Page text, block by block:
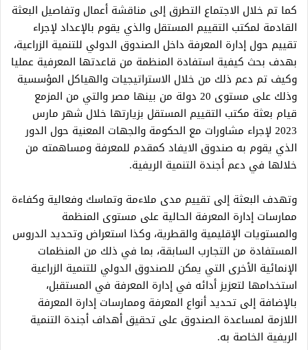
كما تم خلال الاجتماع التطرق إلى مناقشة أعمال وتفاصيل البعثة
القادمة لمكتب التقييم المستقل والذي يقوم بالإعداد لإجراء
تقييم حول إدارة المعرفة داخل الصندوق الدولي للتنمية الزراعية،
بهدف بحث كيفية استفادة المنظمة من قاعدتها المعرفية عمليا
وكيف تم دعم ذلك من خلال الاستراتيجيات والهياكل المؤسسية
وذلك على مستوى 20 دولة من بينها مصر والتي من المزمع
قيام بعثة مكتب التقييم المستقل بزيارتها خلال شهر مارس
2023 لإجراء مشاورات مع الحكومة والجهات المعنية حول الدور
الذي يقوم به صندوق الايفاد كمقدم للمعرفة ومساهمته من
خلالها في دعم أجندة التنمية الريفية.
وتهدف البعثة إلى تقييم مدى ملاءمة وتماسك وفعالية وكفاءة
ممارسات إدارة المعرفة الحالية على مستوى المنظمة
والمستويات الإقليمية والقطرية، وكذا استعراض وتحديد الدروس
المستفادة من التجارب السابقة، بما في ذلك من المنظمات
الإنمائية الأخرى التي يمكن للصندوق الدولي للتنمية الزراعية
استخدامها لتعزيز أدائه في إدارة المعرفة في المستقبل،
بالإضافة إلى تحديد أنواع المعرفة وممارسات إدارة المعرفة
اللازمة لمساعدة الصندوق على تحقيق أهداف أجندة التنمية
الريفية الخاصة به.